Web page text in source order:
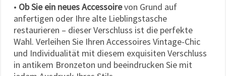
• Ob Sie ein neues Accessoirevon Grund auf
anfertigen oder Ihre alte Lieblingstasche
restaurieren – dieser Verschluss ist die perfekte
Wahl. Verleihen Sie Ihren Accessoires Vintage-Chic
und Individualität mit diesem exquisiten Verschluss
in antikem Bronzeton und beeindrucken Sie mit